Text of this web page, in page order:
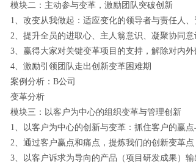
模块二：主动参与变革，激励团队突破创新
1、改变从我做起：适应变化的领导者与责任人
2、提升全员的进取心、主人翁意识、凝聚协同
3、赢得大家对关键变革项目的支持，解除对内
4、激励引领团队走出创新变革困难期
案例分析：B公司
变革分析
模块三：以客户为中心的组织变革与管理创新
1、以客户为中心的创新与变革：抓住客户的赢点
2、通过客户赢点和痛点，提炼我们的创新变革点
3、以客户诉求为导向的产品（项目研发成果）输